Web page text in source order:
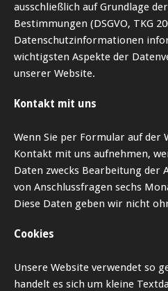
ausschließlich auf Grundlage
Bestimmungen (DSGVO, TKG
Datenschutzinformationen
wichtigsten Aspekte der
unserer Website.
Kontakt mit uns
Wenn Sie per Formular auf der
Kontakt mit uns aufnehmen,
Daten zwecks Bearbeitung der
von Anschlussfragen sechs
Diese Daten geben wir nicht
Cookies
Unsere Website verwendet so
handelt es sich um kleine